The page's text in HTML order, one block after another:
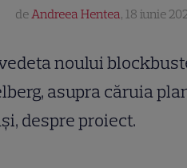
deAndreea Hentea, 18 iunie
noului
asupra căruia
despre proiect.